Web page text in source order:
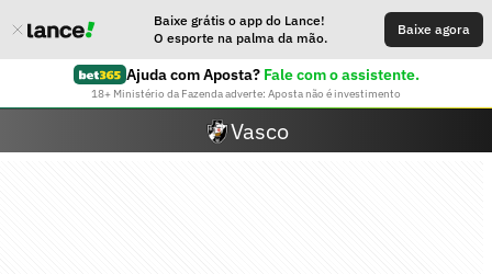
Baixe grátis o app do Lance!
O esporte na palma da mão.
Baixe agora
Ajuda com Aposta? Fale com o assistente.
18+ Ministério da Fazenda adverte: Aposta não é investimento
Vasco